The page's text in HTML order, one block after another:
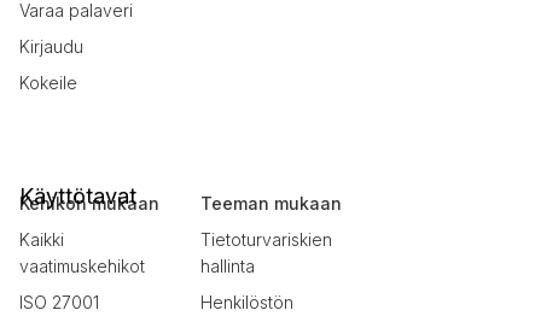
Varaa palaveri
Kirjaudu
Kokeile
Käyttötavat
Kehikon mukaan
Kaikki
vaatimuskehikot
ISO 27001
Teeman mukaan
Tietoturvariskien
hallinta
Henkilöstön